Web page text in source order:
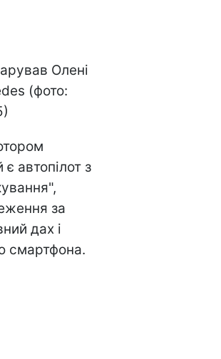
Олені
(фото:
автопілот з
за
дах і
смартфона.